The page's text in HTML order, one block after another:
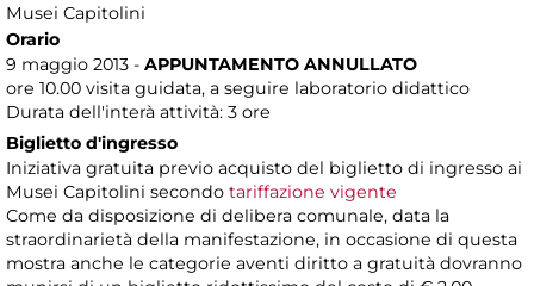
Musei Capitolini
Orario
9 maggio 2013 - APPUNTAMENTO ANNULLATO
ore 10.00 visita guidata, a seguire laboratorio didattico
Durata dell'interà attività: 3 ore
Biglietto d'ingresso
Iniziativa gratuita previo acquisto del biglietto di ingresso ai
Musei Capitolini secondo tariffazione vigente
Come da disposizione di delibera comunale, data la
straordinarietà della manifestazione, in occasione di questa
mostra anche le categorie aventi diritto a gratuità dovranno